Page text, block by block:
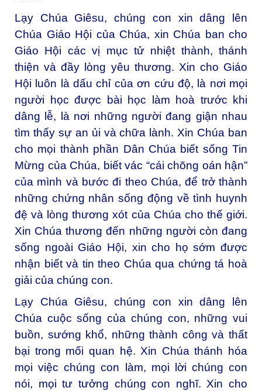
Lạy Chúa Giêsu, chúng con xin dâng lên
Chúa Giáo Hội của Chúa, xin Chúa ban cho
Giáo Hội các vị mục tử nhiệt thành, thánh
thiện và đầy lòng yêu thương. Xin cho Giáo
Hội luôn là dấu chỉ của ơn cứu độ, là nơi mọi
người học được bài học làm hoà trước khi
dâng lễ, là nơi những người đang giận nhau
tìm thấy sự an ủi và chữa lành. Xin Chúa ban
cho mọi thành phần Dân Chúa biết sống Tin
Mừng của Chúa, biết vác “cái chõng oán hận”
của mình và bước đi theo Chúa, để trở thành
những chứng nhân sống động về tình huynh
đệ và lòng thương xót của Chúa cho thế giới.
Xin Chúa thương đến những người còn đang
sống ngoài Giáo Hội, xin cho họ sớm được
nhận biết và tin theo Chúa qua chứng tá hoà
giải của chúng con.
Lạy Chúa Giêsu, chúng con xin dâng lên
Chúa cuộc sống của chúng con, những vui
buồn, sướng khổ, những thành công và thất
bại trong mối quan hệ. Xin Chúa thánh hóa
mọi việc chúng con làm, mọi lời chúng con
nói, mọi tư tưởng chúng con nghĩ. Xin cho